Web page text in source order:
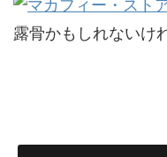
露骨かもしれないけ